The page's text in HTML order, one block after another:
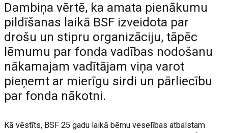
Dambiņa vērtē, ka amata pienākumu
pildīšanas laikā BSF izveidota par
drošu un stipru organizāciju, tāpēc
lēmumu par fonda vadības nodošanu
nākamajam vadītājam viņa varot
pieņemt ar mierīgu sirdi un pārliecību
par fonda nākotni.
Kā vēstīts, BSF 25 gadu laikā bērnu veselības atbalstam